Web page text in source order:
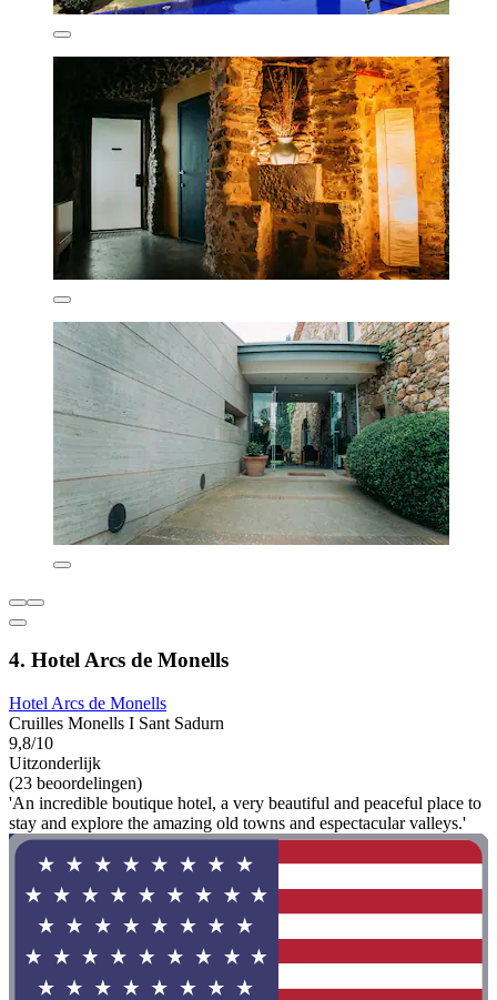
4. Hotel Arcs de Monells
Hotel Arcs de Monells
Cruilles Monells I Sant Sadurn
9,8/10
Uitzonderlijk
(23 beoordelingen)
'An incredible boutique hotel, a very beautiful and peaceful place to
stay and explore the amazing old towns and espectacular valleys.'